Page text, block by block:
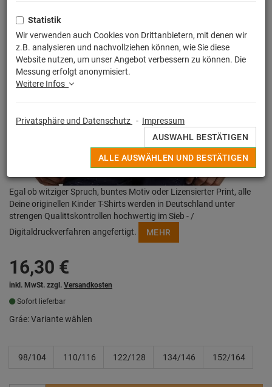
Egal ob witziger Spruch, buntes Motiv oder Lizensierter Print, alle
Deine originellen Kinder T-Shirts werden in Deutschland unter
strengen Qualittskontrollen hochwertig im Sieb - /
Digitaldruckverfahren angefertigt.
MEHR
16,30 €
inkl. MwSt. zzgl. Versandkosten
Sofort lieferbar
Gráe:Variante wählen
98/104 110/116 122/128 134/146 152/164
Statistik
Wir verwenden auch Cookies von Drittanbietern, mit denen wir
z.B. analysieren und nachvollziehen können, wie Sie diese
Website nutzen, um unser Angebot verbessern zu können. Die
Messung erfolgt anonymisiert.
Weitere Infos
Privatsphäre und Datenschutz - Impressum
AUSWAHL BESTÄTIGEN
ALLE AUSWÄHLEN UND BESTÄTIGEN